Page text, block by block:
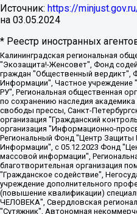
Источник: https://
на 03.05.2024
* Реестр иностранных
Калининградская региональная общественная организация "Экозащита!-Женсовет", Фонд содействия защите прав и свобод граждан "Общественный вердикт", Фонд "Институт Развития Свободы Информации", Частное учреждение "Информационное агентство МЕМО. РУ", Региональная общественная организация "Общественная комиссия по сохранению наследия академика Сахарова", Фонд поддержки свободы прессы, Санкт-Петербургская общественная правозащитная организация "Гражданский контроль", Межрегиональная общественная организация "Информационно-просветительский центр "Мемориал", Региональный Фонд "Центр Защиты Прав Средств Массовой Информации", с 05.12.2023 Фонд "Центр Защиты Прав Средств массовой информации", Региональная общественная благотворительная организация помощи беженцам и мигрантам "Гражданское содействие", Негосударственное образовательное учреждение дополнительного профессионального образования (повышение квалификации) специалистов "АКАДЕМИЯ ПО ПРАВАМ ЧЕЛОВЕКА", Свердловская региональная общественная организация "Сутяжник", Автономная некоммерческая организация "Центр независимых социологических исследований", Союз общественных объединений "Российский исследовательский центр по правам человека", Региональное общественное учреждение научно-информационный центр "МЕМОРИАЛ", Некоммерческая организация "Фонд защиты гласности", Автономная некоммерческая организация "Институт прав человека", Городская общественная организация "Екатеринбургское общество "МЕМОРИАЛ", Городская общественная организация "Рязанское историко-просветительское и правозащитное общество "Мемориал" (Рязанский Мемориал), Челябинский региональный орган общественной самодеятельности – женское общественное объединение "Женщины Евразии", Челябинский региональный орган общественной самодеятельности "Уральская правозащитная группа", Фонд содействия защите здоровья и социальной справедливости имени Андрея Рылькова, Автономная Некоммерческая Организация "Аналитический Центр Юрия Левады", Автономная некоммерческая организация социальной поддержки населения "Проект Апрель", Региональная общественная организация помощи женщинам и детям, находящимся в кризисной ситуации "Информационно-методический центр "Анна", Фонд содействия развитию массовых коммуникаций и правовому просвещению "Так-так-Так", Фонд содействия устойчивому развитию "Серебряная тайга", Свердловский региональный общественный фонд социальных проектов "Новое время", "Idel.Реалии", Кавказ.Реалии, Крым.Реалии, Телеканал Настоящее Время, Татаро-башкирская служба Радио Свобода (Azatliq Radiosi), Радио Свободная Европа/Радио Свобода (PCE/PC), "Сибирь.Реалии", "Фактограф", Благотворительный фонд помощи осужденным и их семьям, Автономная некоммерческая организация "Институт глобализации и социальных движений", Фонд "В защиту прав заключенных", Частное учреждение "Центр поддержки и содействия развитию средств массовой информации", Пензенский региональный общественный благотворительный фонд "Гражданский союз", "Север.Реалии", Некоммерческая организация Фонд "Правовая инициатива", Общество с ограниченной ответственностью "Радио Свободная Европа/Радио Свобода", Чешское информационное агентство "MEDIUM-ORIENT", Красноярская региональная общественная организация "Мы против СПИДа", Камалягин Денис Николаевич, Маркелов Сергей Евгеньевич, Пономарев Лев Александрович, Савицкая Людмила Алексеевна, Автономная некоммерческая организация "Центр по работе с проблемой насилия "НАСИЛИЮ.НЕТ", Межрегиональный профессиональный союз работников здравоохранения "Альянс врачей", Юридическое лицо, зарегистрированное в Латвийской Республике, SIA "Medusa Project" (регистрационный номер 40103797863, дата регистрации 10.06.2014), Некоммерческая организация "Фонд по борьбе с коррупцией", Автономная некоммерческая организация "Институт права и публичной политики", Баданин Роман Сергеевич, Гликин Максим Александрович, Железнова Мария Михайловна, Лукьянова Юлия Сергеевна, Маетная Елизавета Витальевна, Маняхин Петр Борисович, Чуракова Ольга Владимировна, Ярош Юлия Петровна, Юридическое лицо "The Insider SIA", зарегистрированное в Риге, Латвийская Республика (дата регистрации 26.06.2015), являющееся администратором доменного имени интернет-издания "The Insider SIA", https://theins.ru, Постернак Алексей Евгеньевич, Рубин Михаил Аркадьевич, Анин Роман Александрович, Юридическое лицо Istories fonds, зарегистрированное в Латвийской Республике (регистрационный номер 50008295751, дата регистрации 24.02.2020), Великовский Дмитрий Александрович, Долинина Ирина Николаевна, Мароховская Алеся Алексеевна, Шлейнов Роман Юрьевич, Шмагун Олеся Валентиновна, Общество с ограниченной ответственностью "Альтаир 2021", Общество с ограниченной ответственностью "Вега 2021", Общество с ограниченной ответственностью "Главный редактор 2021", Общество с ограниченной ответственностью "Ромашки монолит", Важенков Артем Валерьевич, Ивановская областная общественная организация "Центр гендерных исследований", Гурман Юрий Альбертович, Медиапроект "ОВД-Инфо", Егоров Владимир Владимирович, Жилинский Владимир Александрович, Общество с ограниченной ответственностью "ЗП", Иванова София Юрьевна, Карезина Инна Павловна, Кильтау Екатерина Викторовна, Петров Алексей Викторович, Пискунов Сергей Евгеньевич, Смирнов Сергей Сергеевич, Тихонов Михаил Сергеевич, Общество с ограниченной ответственностью "ЖУРНАЛИСТ-ИНОСТРАННЫЙ АГЕНТ", Арапова Галина Юрьевна, Вольтская Татьяна Анатольевна, Американская компания "Mason G.E.S. Anonymous Foundation" (США), являющаяся владельцем интернет-издания https://mnews.world/, Компания "Stichting Bellingcat", зарегистрированная в Нидерландах (дата регистрации 11.07.2018), Захаров Андрей Вячеславович, Клепиковская Екатерина Дмитриевна, Общество с ограниченной ответственностью "МЕМО", Перл Роман Александрович, Симонов Евгений Алексеевич, Соловьева Елена Анатольевна, Сотников Даниил Владимирович, Сурначева Елизавета Дмитриевна, Автономная некоммерческая организация по защите прав человека и информированию населения "Якутия – Наше Мнение", Общество с ограниченной ответственностью